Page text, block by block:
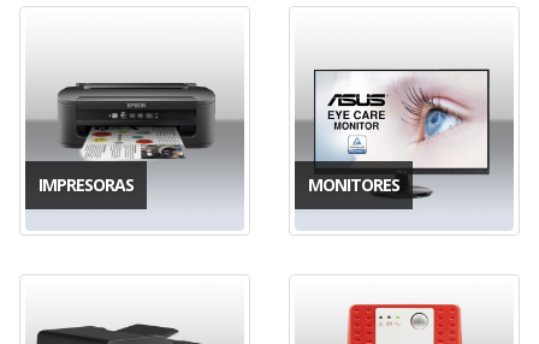
IMPRESORAS MONITORES